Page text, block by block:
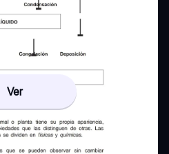
Ver